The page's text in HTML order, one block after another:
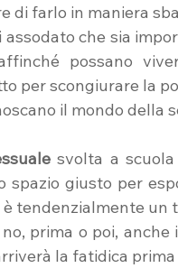
di farlo in maniera
assodato che sia
possano
per scongiurare la
il mondo della
svolta a scuola
spazio giusto per
tendenzialmente un
no, prima o poi,
la fatidica